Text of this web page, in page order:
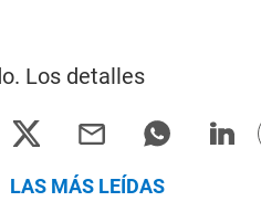
Los detalles
LAS MÁS LEÍDAS